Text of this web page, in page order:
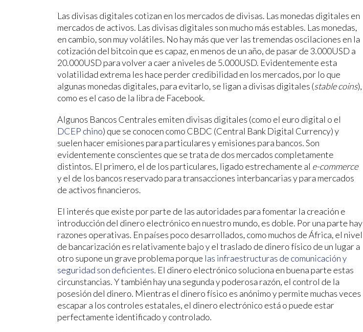
Las divisas digitales cotizan en los mercados de divisas. Las monedas digitales en
mercados de activos. Las divisas digitales son mucho más estables. Las monedas,
en cambio, son muy volátiles. No hay más que ver las tremendas oscilaciones en la
cotización del bitcoin que es capaz, en menos de un año, de pasar de 3.000USD a
20.000USD para volver a caer a niveles de 5.000USD. Evidentemente esta
volatilidad extrema les hace perder credibilidad en los mercados, por lo que
algunas monedas digitales, para evitarlo, se ligan a divisas digitales (stable coins),
como es el caso de la libra de Facebook.
Algunos Bancos Centrales emiten divisas digitales (como el euro digital o el
DCEP chino) que se conocen como CBDC (Central Bank Digital Currency) y
suelen hacer emisiones para particulares y emisiones para bancos. Son
evidentemente conscientes que se trata de dos mercados completamente
distintos. El primero, el de los particulares, ligado estrechamente al e-commerce
y el de los bancos reservado para transacciones interbancarias y para mercados
de activos financieros.
El interés que existe por parte de las autoridades para fomentar la creación e
introducción del dinero electrónico en nuestro mundo, es doble. Por una parte hay
razones operativas. En países poco desarrollados, como muchos de África, el nivel
de bancarización es relativamente bajo y el traslado de dinero físico de un lugar a
otro supone un grave problema porque las infraestructuras de comunicación y
seguridad son deficientes. El dinero electrónico soluciona en buena parte estas
circunstancias. Y también hay una segunda y poderosa razón, el control de la
posesión del dinero. Mientras el dinero físico es anónimo y permite muchas veces
escapar a los controles estatales, el dinero electrónico está o puede estar
perfectamente identificado y controlado.